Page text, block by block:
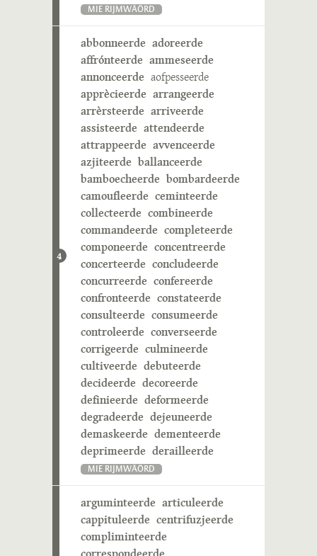
MIE RIJMWÄÖRD
4
abbonneerde adoreerde
affrónteerde ammeseerde
annonceerde aofpesseerde
apprècieerde arrangeerde
arrèrsteerde arriveerde
assisteerde attendeerde
attrappeerde avvenceerde
azjiteerde ballanceerde
bamboecheerde bombardeerde
camoufleerde ceminteerde
collecteerde combineerde
commandeerde completeerde
componeerde concentreerde
concerteerde concludeerde
concurreerde confereerde
confronteerde constateerde
consulteerde consumeerde
controleerde converseerde
corrigeerde culmineerde
cultiveerde debuteerde
decideerde decoreerde
definieerde deformeerde
degradeerde dejeuneerde
demaskeerde dementeerde
deprimeerde derailleerde
MIE RIJMWÄÖRD
arguminteerde articuleerde
cappituleerde centrifuzjeerde
compliminteerde